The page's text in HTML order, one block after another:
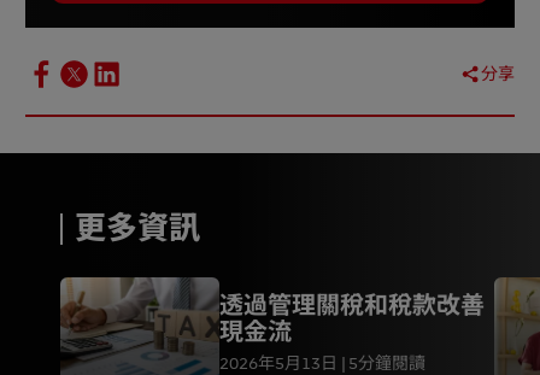
分享
更多資訊
透過管理關稅和稅款改善
現金流
2026年5月13日 5分鐘閱讀